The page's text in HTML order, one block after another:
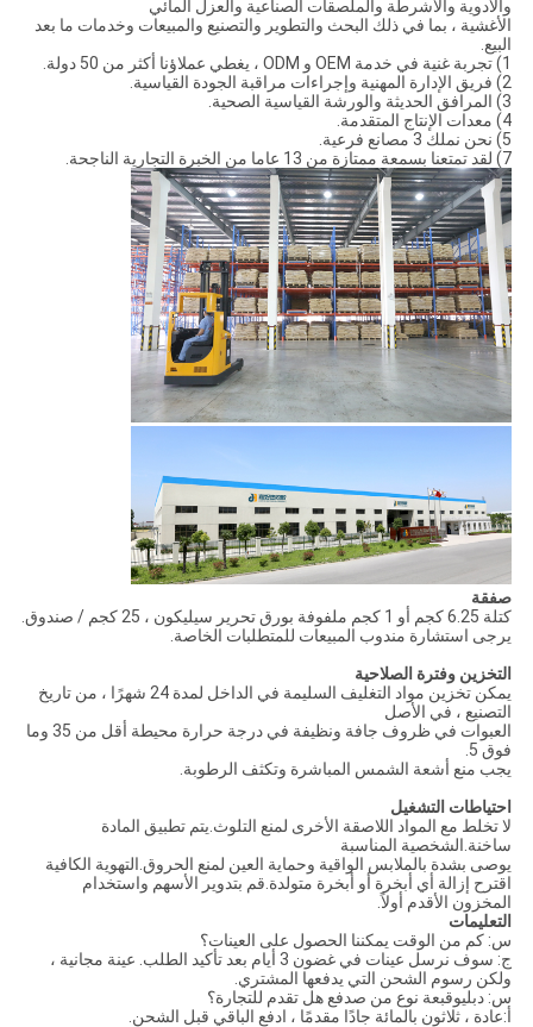
والأدوية والأشرطة والملصقات الصناعية والعزل المائي
الأغشية ، بما في ذلك البحث والتطوير والتصنيع والمبيعات وخدمات ما بعد
البيع.
1) تجربة غنية في خدمة OEM و ODM ، يغطي عملاؤنا أكثر من 50 دولة.
2) فريق الإدارة المهنية وإجراءات مراقبة الجودة القياسية.
3) المرافق الحديثة والورشة القياسية الصحية.
4) معدات الإنتاج المتقدمة.
5) نحن نملك 3 مصانع فرعية.
7) لقد تمتعنا بسمعة ممتازة من 13 عاما من الخبرة التجارية الناجحة.
صفقة
كتلة 6.25 كجم أو 1 كجم ملفوفة بورق تحرير سيليكون ، 25 كجم / صندوق.
يرجى استشارة مندوب المبيعات للمتطلبات الخاصة.
التخزين وفترة الصلاحية
يمكن تخزين مواد التغليف السليمة في الداخل لمدة 24 شهرًا ، من تاريخ
التصنيع ، في الأصل
العبوات في ظروف جافة ونظيفة في درجة حرارة محيطة أقل من 35 وما
فوق 5.
يجب منع أشعة الشمس المباشرة وتكثف الرطوبة.
احتياطات التشغيل
لا تخلط مع المواد اللاصقة الأخرى لمنع التلوث.يتم تطبيق المادة
ساخنة.الشخصية المناسبة
يوصى بشدة بالملابس الواقية وحماية العين لمنع الحروق.التهوية الكافية
اقترح إزالة أي أبخرة أو أبخرة متولدة.قم بتدوير الأسهم واستخدام
المخزون الأقدم أولاً.
التعليمات
س: كم من الوقت يمكننا الحصول على العينات؟
ج: سوف نرسل عينات في غضون 3 أيام بعد تأكيد الطلب. عينة مجانية ،
ولكن رسوم الشحن التي يدفعها المشتري.
س: دبليوقبعة نوع من صدفع هل تقدم للتجارة؟
أ:عادة ، ثلاثون بالمائة جادًا مقدمًا ، ادفع الباقي قبل الشحن.